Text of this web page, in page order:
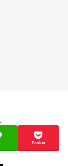
Pocket